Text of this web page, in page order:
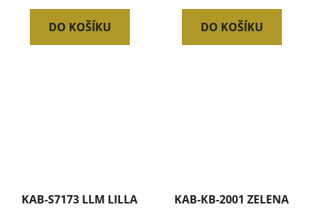
DO KOŠÍKU DO KOŠÍKU
KAB-S7173 LLM LILLA
KAB-KB-2001 ZELENA